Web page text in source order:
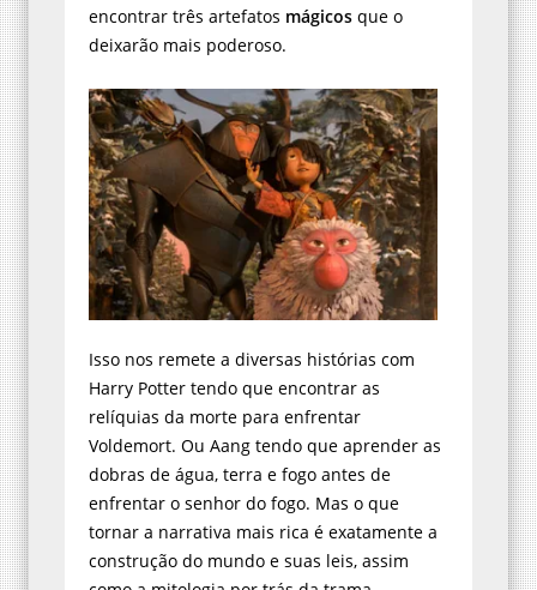
deixarão mais poderoso.
Harry Potter tendo que encontrar as
relíquias da morte para enfrentar
Voldemort. Ou Aang tendo que aprender as
dobras de água, terra e fogo antes de
enfrentar o senhor do fogo. Mas o que
tornar a narrativa mais rica é exatamente a
construção do mundo e suas leis, assim
como a mitologia por trás da trama.